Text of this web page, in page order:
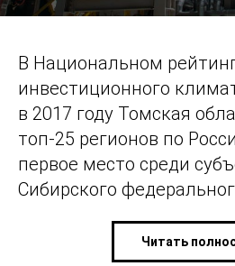
В Национальном
инвестиционного
в 2017 году Томская
топ-25 регионов по
первое место среди
Сибирского
Читать